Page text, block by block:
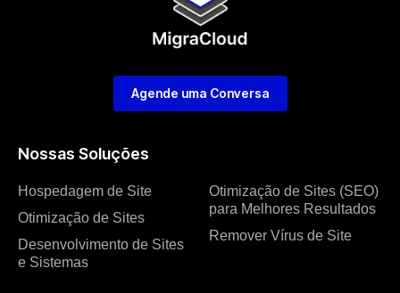
Nossas Soluções
Hospedagem de Site
Otimização de Sites
Desenvolvimento de Sites
e Sistemas
Otimização de Sites (SEO)
para Melhores Resultados
Remover Vírus de Site
Agende uma Conversa